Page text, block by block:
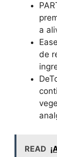
a
de
READ